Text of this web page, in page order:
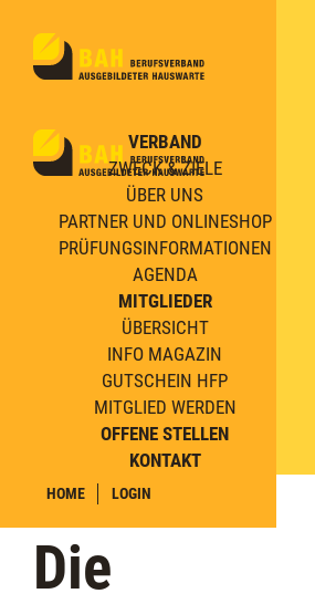
VERBAND
ZWECK & ZIELE
ÜBER UNS
PARTNER UND ONLINESHOP
PRÜFUNGSINFORMATIONEN
AGENDA
MITGLIEDER
ÜBERSICHT
INFO MAGAZIN
GUTSCHEIN HFP
MITGLIED WERDEN
OFFENE STELLEN
KONTAKT
HOME LOGIN
Die